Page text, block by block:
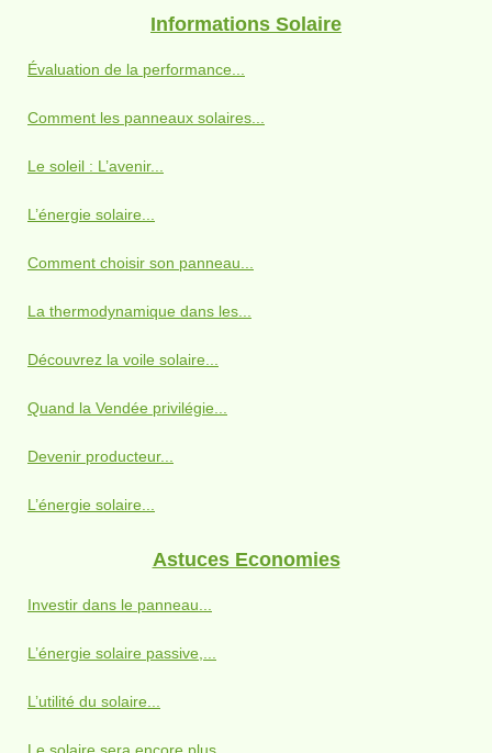
Informations Solaire
Évaluation de la performance...
Comment les panneaux solaires...
Le soleil : L’avenir...
L’énergie solaire...
Comment choisir son panneau...
La thermodynamique dans les...
Découvrez la voile solaire...
Quand la Vendée privilégie...
Devenir producteur...
L’énergie solaire...
Astuces Economies
Investir dans le panneau...
L’énergie solaire passive,...
L’utilité du solaire...
Le solaire sera encore plus...